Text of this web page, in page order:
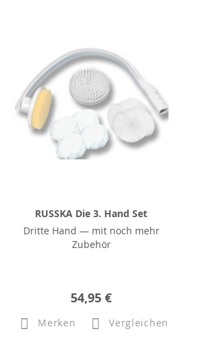
RUSSKA Die 3. Hand Set
Dritte Hand — mit noch mehr
Zubehör
54,95 €
Merken Vergleichen